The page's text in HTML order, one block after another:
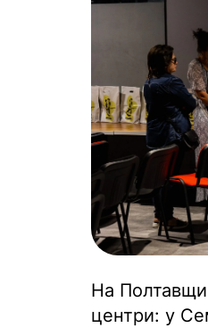
На
центри: у